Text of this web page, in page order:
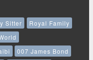
Sitter
Royal Family
007 James Bond